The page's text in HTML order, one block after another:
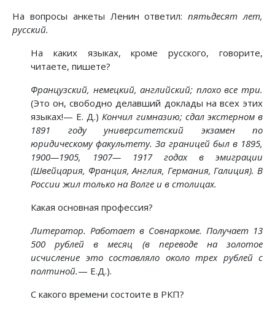
На вопросы анкеты Ленин ответил:пятьдесят лет,
русский.
На каких языках, кроме русского, говорите,
читаете, пишете?
Французский, немецкий, английский; плохо все три.
(Это он, свободно делавший доклады на всех этих
языках!— Е. Д.)Кончил гимназию; сдал экстерном в
1891 году университетский экзамен по
юридическому факультету. За границей был в 1895,
1900—1905, 1907— 1917 годах в эмиграции
(Швейцария, Франция, Англия, Германия, Галиция). В
России жил только на Волге и в столицах.
Какая основная профессия?
Литератор. Работает в Совнаркоме. Получает 13
500 рублей в месяц (в переводе на золотое
исчисление это составляло около трех рублей с
полтиной.— Е.Д.).
С какого времени состоите в РКП?